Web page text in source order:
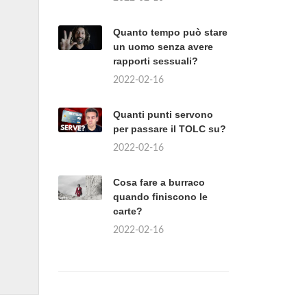
Quanto tempo può stare
un uomo senza avere
rapporti sessuali?
2022-02-16
Quanti punti servono
per passare il TOLC su?
2022-02-16
Cosa fare a burraco
quando finiscono le
carte?
2022-02-16